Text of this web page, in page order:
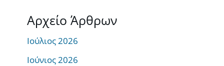
Αρχείο Άρθρων
Ιούλιος 2026
Ιούνιος 2026